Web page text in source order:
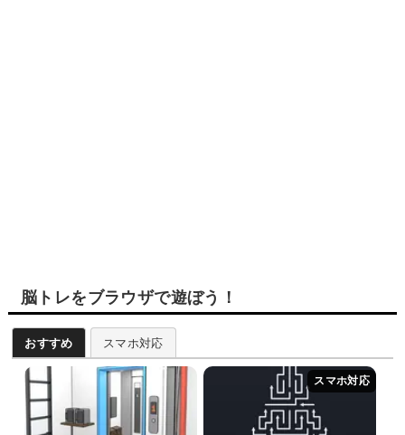
脳トレをブラウザで遊ぼう！
おすすめ スマホ対応